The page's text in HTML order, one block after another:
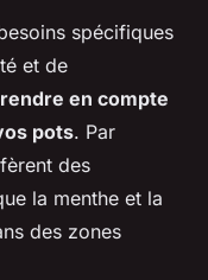
spécifiques
et de
en compte
pots. Par
des
la menthe et la
des zones